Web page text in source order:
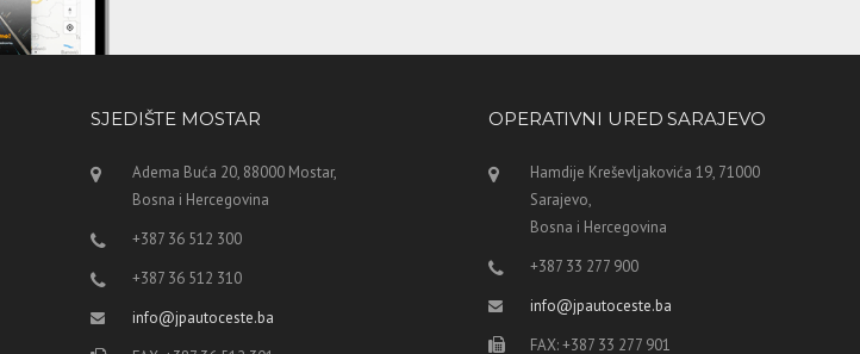
SJEDIŠTE MOSTAR
Adema Buća 20, 88000 Mostar,
Bosna i Hercegovina
+387 36 512 300
+387 36 512 310
info@jpautoceste.ba
OPERATIVNI URED SARAJEVO
Hamdije Kreševljakovića 19, 71000
Sarajevo,
Bosna i Hercegovina
+387 33 277 900
info@jpautoceste.ba
FAX: +387 33 277 901